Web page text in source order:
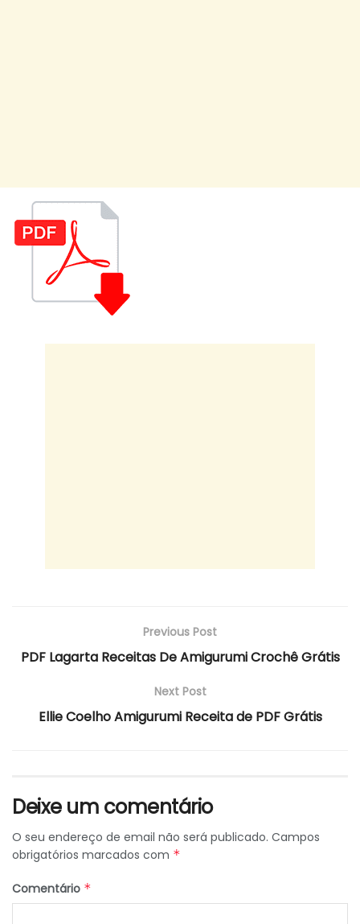
Previous Post
PDF Lagarta Receitas De Amigurumi Crochê Grátis
Next Post
Ellie Coelho Amigurumi Receita de PDF Grátis
Deixe um comentário
O seu endereço de email não será publicado. Campos
obrigatórios marcados com *
Comentário *